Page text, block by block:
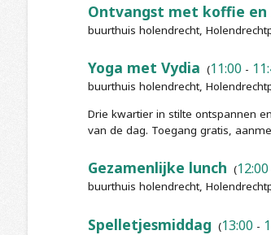
Ontvangst met koffie en
buurthuis holendrecht,
Yoga met Vydia (11:00-
buurthuis holendrecht,
Drie kwartier in stilte ontspannen
van de dag. Toegang gratis,
Gezamenlijke lunch (12:00
buurthuis holendrecht,
Spelletjesmiddag (13:00-